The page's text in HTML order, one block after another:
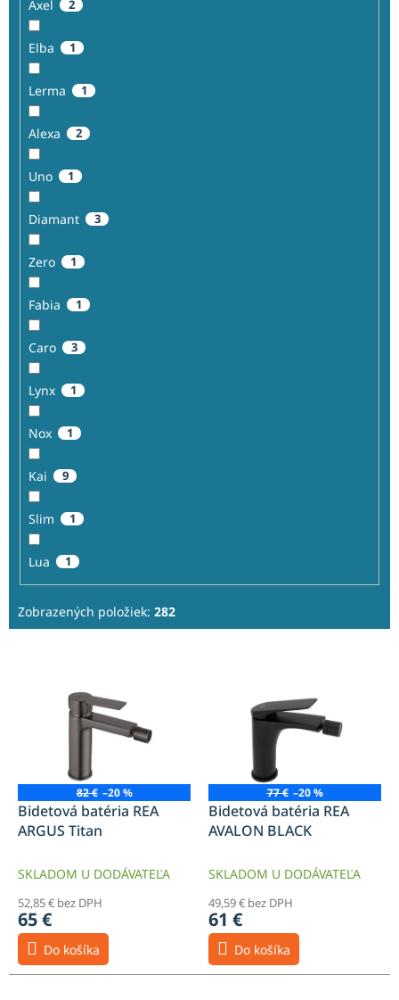
Axel 2
Elba 1
Lerma 1
Alexa 2
Uno 1
Diamant 3
Zero 1
Fabia 1
Caro 3
Lynx 1
Nox 1
Kai 9
Slim 1
Lua 1
Zobrazených položiek: 282
o
u
82 € –20 %
Bidetová batéria REA
ARGUS Titan
SKLADOM U DODÁVATEĽA
52,85 € bez DPH
65 €
Do košíka
77 € –20 %
Bidetová batéria REA
AVALON BLACK
SKLADOM U DODÁVATEĽA
49,59 € bez DPH
61 €
Do košíka